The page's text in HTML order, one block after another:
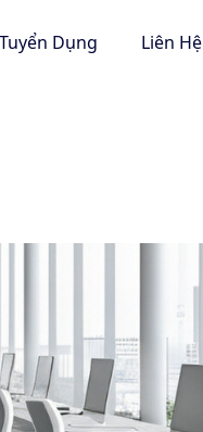
Tuyển Dụng Liên Hệ